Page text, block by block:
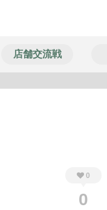
店舗交流戦
0
0